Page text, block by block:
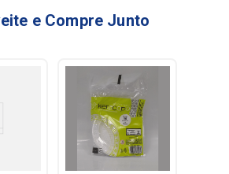
e Compre Junto